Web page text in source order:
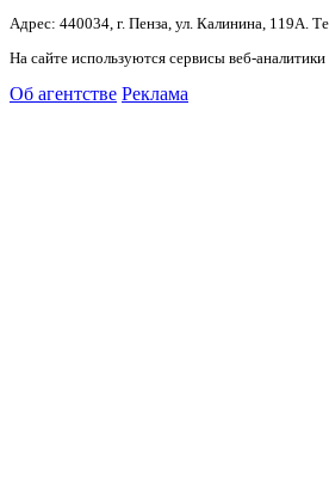
Адрес: 440034, г. Пенза, ул. Калинина, 119А.
На сайте используются сервисы веб-
Об агентстве Реклама